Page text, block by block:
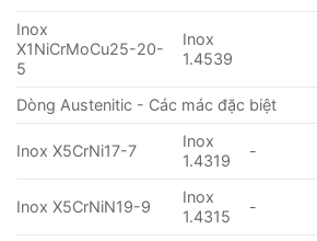
Inox
X1NiCrMoCu25-20-
5
Inox
1.4539
Dòng Austenitic - Các mác đặc biệt
Inox X5CrNi17-7
Inox
1.4319
-
Inox X5CrNiN19-9
Inox
1.4315
-